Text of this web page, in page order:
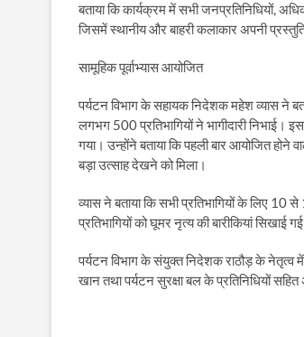
बताया कि कार्यक्रम में सभी जनप्रतिनिधियों,
जिसमें स्थानीय और बाहरी कलाकार अपनी
सामूहिक पूर्वाभ्यास आयोजित
पर्यटन विभाग के सहायक निदेशक महेश व्यास ने
लगभग 500 प्रतिभागियों ने भागीदारी निभाई।
गया। उन्होंने बताया कि पहली बार आयोजित होने
बड़ा उत्साह देखने को मिला।
व्यास ने बताया कि सभी प्रतिभागियों के लिए 10
प्रतिभागियों को घूमर नृत्य की बारीकियां सिखाई
पर्यटन विभाग के संयुक्त निदेशक राठौड़ के नेतृत्व में
खान तथा पर्यटन सुरक्षा बल के प्रतिनिधियों सहित